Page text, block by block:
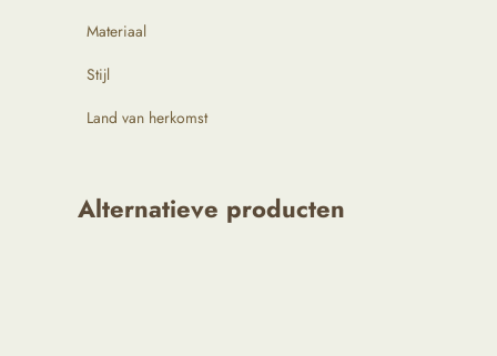
Materiaal
Stijl
Land van herkomst
Alternatieve producten